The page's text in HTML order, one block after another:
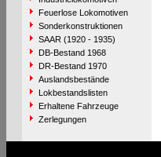
Feuerlose Lokomotiven
Sonderkonstruktionen
SAAR (1920 - 1935)
DB-Bestand 1968
DR-Bestand 1970
Auslandsbestände
Lokbestandslisten
Erhaltene Fahrzeuge
Zerlegungen